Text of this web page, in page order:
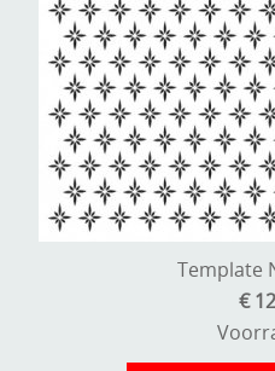
Ribbelaar
Snijmaterialen
Speciaal papier
Stans machine en
Stempels en zo
Template, mask, stencils,
Wat nog, een creatief
Template
€